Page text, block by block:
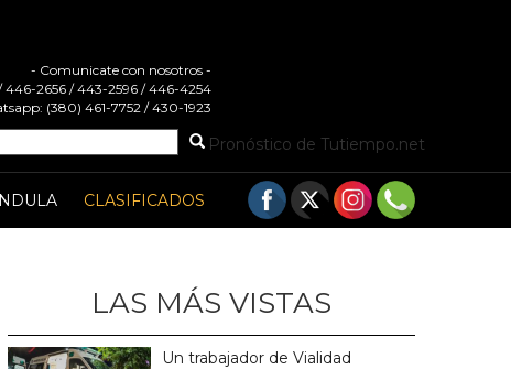
- Comunicate con nosotros -
446-2656 / 443-2596 / 446-4254
(380) 461-7752 / 430-1923
Pronóstico de Tutiempo.net
CLASIFICADOS
LAS MÁS VISTAS
Un trabajador de Vialidad